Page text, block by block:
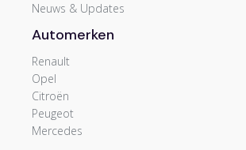
Neuws & Updates
Automerken
Renault
Opel
Citroën
Peugeot
Mercedes